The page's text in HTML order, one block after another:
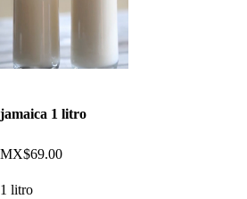
jamaica 1 litro
MX$69.00
1 litro